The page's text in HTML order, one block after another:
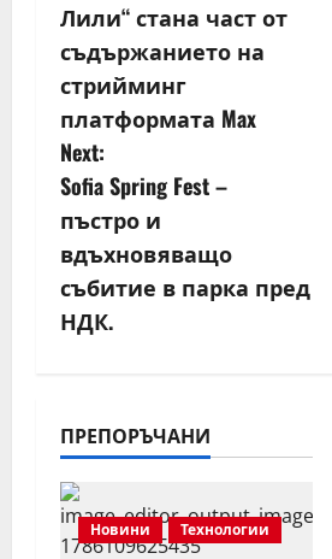
n
a
v
i
g
a
o
n
Лили“ стана част от
съдържанието на
стрийминг
платформата Max
Next:
Sofia Spring Fest –
пъстро и
вдъхновяващо
събитие в парка пред
НДК.
ПРЕПОРЪЧАНИ
Новини Технологии